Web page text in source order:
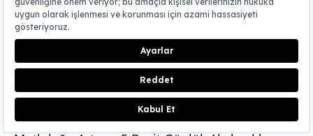
30 Haziran 2025
REZERVASYON